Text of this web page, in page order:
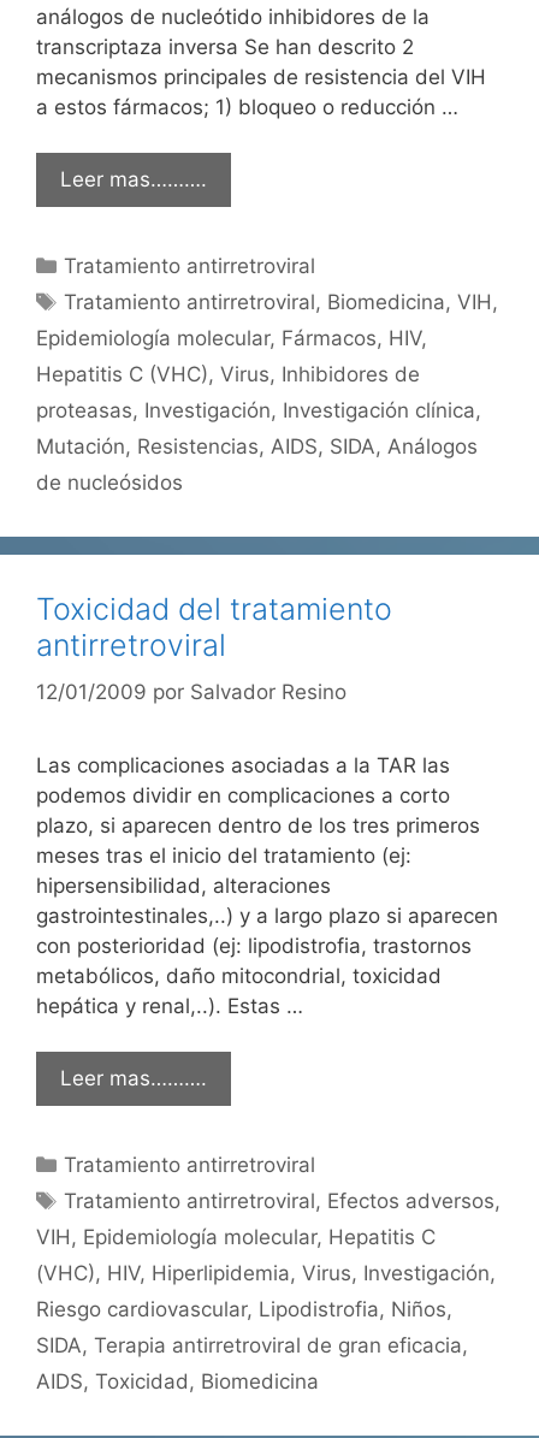
análogos de nucleótido inhibidores de la
transcriptaza inversa Se han descrito 2
mecanismos principales de resistencia del VIH
a estos fármacos; 1) bloqueo o reducción …
Leer mas……….
Categorías
Tratamiento antirretroviral
Etiquetas
Tratamiento antirretroviral, Biomedicina,VIH,
Epidemiología molecular, Fármacos, HIV,
Hepatitis C (VHC), Virus, Inhibidores de
proteasas, Investigación, Investigación clínica,
Mutación, Resistencias, AIDS, SIDA, Análogos
de nucleósidos
Toxicidad del tratamiento
antirretroviral
12/01/2009 por Salvador Resino
Las complicaciones asociadas a la TAR las
podemos dividir en complicaciones a corto
plazo, si aparecen dentro de los tres primeros
meses tras el inicio del tratamiento (ej:
hipersensibilidad, alteraciones
gastrointestinales,..) y a largo plazo si aparecen
con posterioridad (ej: lipodistrofia, trastornos
metabólicos, daño mitocondrial, toxicidad
hepática y renal,..). Estas …
Leer mas……….
Categorías
Tratamiento antirretroviral
Etiquetas
Tratamiento antirretroviral, Efectos adversos,
VIH, Epidemiología molecular, Hepatitis C
(VHC), HIV, Hiperlipidemia, Virus, Investigación,
Riesgo cardiovascular, Lipodistrofia, Niños,
SIDA, Terapia antirretroviral de gran eficacia,
AIDS, Toxicidad, Biomedicina